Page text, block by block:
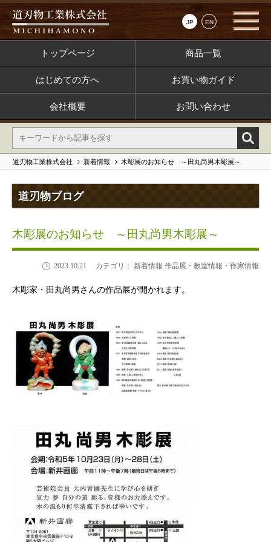
JP EN
トップページ 商品一覧
はじめての方へ お買い物ガイド
会社概要 お問い合わせ
道刃物工業株式会社 新着情報 木彫展のお知らせ ～田丸尚男木彫展～
道刃物ブログ
木彫展のお知らせ ～田丸尚男木彫展～
2023.10.21 カテゴリ： 新着情報 作品展・教室情報・作家情報
木彫家・田丸尚男さんの作品展が開かれます。